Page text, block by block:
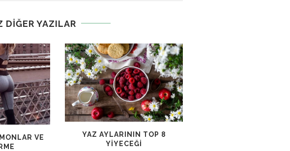
DIĞER YAZILAR
VE
YAZ AYLARININ TOP 8
YIYECEĞI